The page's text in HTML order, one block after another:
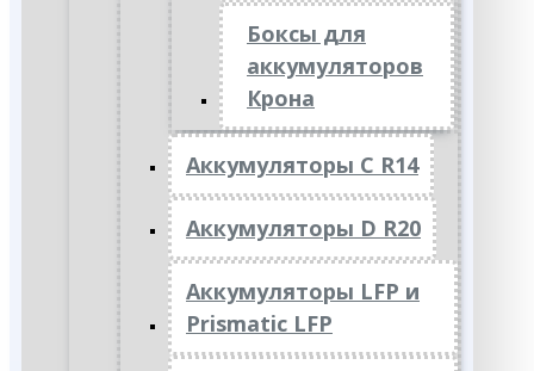
Боксы для
аккумуляторов
Крона
Аккумуляторы C R14
Аккумуляторы D R20
Аккумуляторы LFP и
Prismatic LFP